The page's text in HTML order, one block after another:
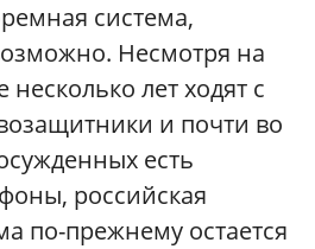
система,
Несмотря на
лет ходят с
и почти во
есть
российская
по-прежнему остается